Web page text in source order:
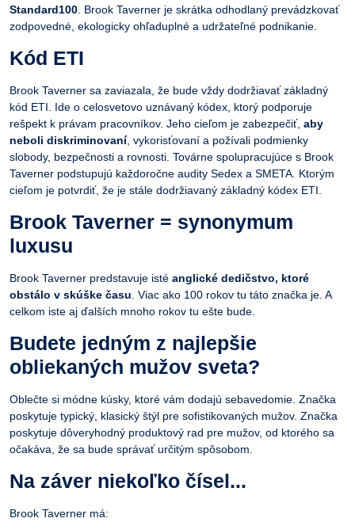
Standard100 . Brook Taverner je skrátka odhodlaný prevádzkovať
zodpovedné, ekologicky ohľaduplné a udržateľné podnikanie.
Kód ETI
Brook Taverner sa zaviazala, že bude vždy dodržiavať základný
kód ETI. Ide o celosvetovo uznávaný kódex, ktorý podporuje
rešpekt k právam pracovníkov. Jeho cieľom je zabezpečiť, aby
neboli diskriminovaní, vykorisťovaní a požívali podmienky
slobody, bezpečnosti a rovnosti. Továrne spolupracujúce s Brook
Taverner podstupujú každoročne audity Sedex a SMETA. Ktorým
cieľom je potvrdiť, že je stále dodržiavaný základný kódex ETI.
Brook Taverner = synonymum
luxusu
Brook Taverner predstavuje isté anglické dedičstvo, ktoré
obstálo v skúške času . Viac ako 100 rokov tu táto značka je. A
celkom iste aj ďalších mnoho rokov tu ešte bude.
Budete jedným z najlepšie
obliekaných mužov sveta?
Oblečte si módne kúsky, ktoré vám dodajú sebavedomie. Značka
poskytuje typický, klasický štýl pre sofistikovaných mužov. Značka
poskytuje dôveryhodný produktový rad pre mužov, od ktorého sa
očakáva, že sa bude správať určitým spôsobom.
Na záver niekoľko čísel...
Brook Taverner má: